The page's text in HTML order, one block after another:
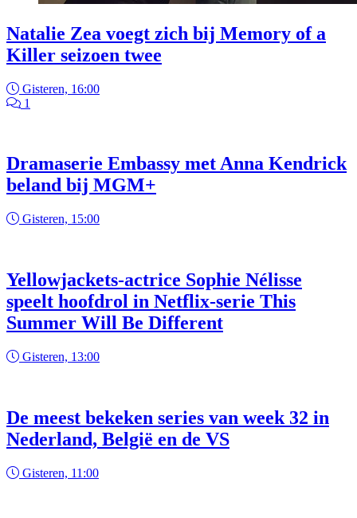
Natalie Zea voegt zich bij Memory of a
Killer seizoen twee
Gisteren, 16:00
1
Dramaserie Embassy met Anna Kendrick
beland bij MGM+
Gisteren, 15:00
Yellowjackets-actrice Sophie Nélisse
speelt hoofdrol in Netflix-serie This
Summer Will Be Different
Gisteren, 13:00
De meest bekeken series van week 32 in
Nederland, België en de VS
Gisteren, 11:00